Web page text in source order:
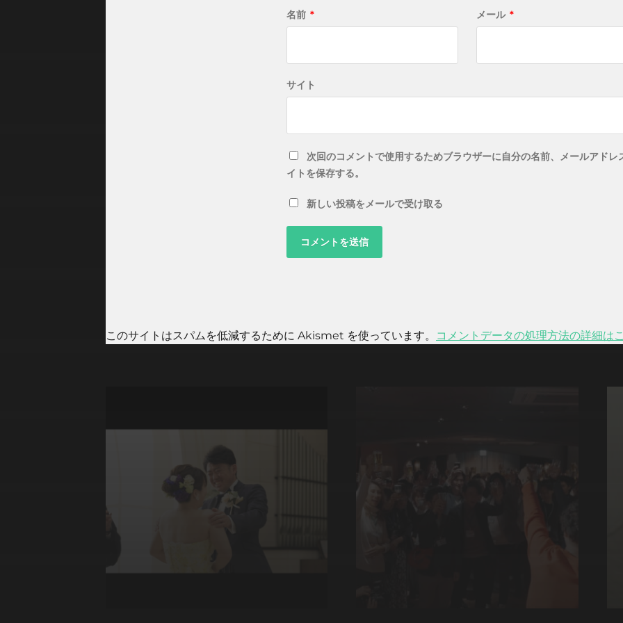
名前 * メール *
サイト
次回のコメントで使用するためブラウザーに自分の名前、メールアドレ
イトを保存する。
新しい投稿をメールで受け取る
このサイトはスパムを低減するために Akismet を使っています。 コメントデータの処理方法の詳細は